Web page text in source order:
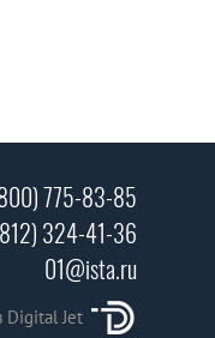
775-83-85
324-41-36
01@ista.ru
Digital Jet